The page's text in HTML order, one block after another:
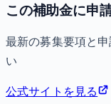
この補助金に申
最新の募集要項と
い
公式サイトを見る